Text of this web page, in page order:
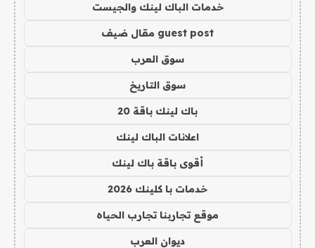
خدمات الباك لينك والجيست
guest post مقال ضيف
سوق العرب
سوق التاريخ
باك لينك باقة 20
اعلانات الباك لينك
أقوى باقة باك لينك
خدمات با كلينك 2026
موقع تجاربنا تجارب الحياه
ديوان العرب